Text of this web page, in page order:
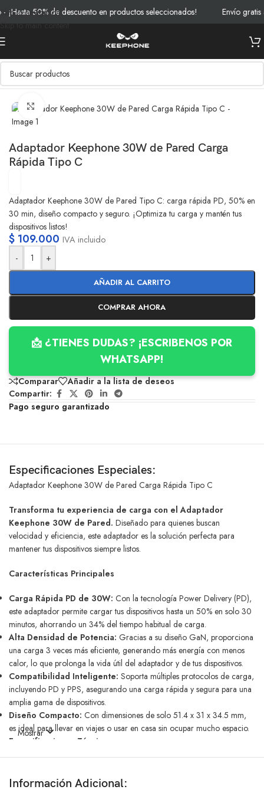
Skip to navigation
Skip to main content
50% de descuento en productos seleccionados! Envío gratis
Inicio/Productos/Cables y Cargadores
Clic para ampliar
Adaptador Keephone 30W de Pared Carga
Rápida Tipo C
Adaptador Keephone 30W de Pared Tipo C: carga rápida PD, 50% en
30 min, diseño compacto y seguro. ¡Optimiza tu carga y mantén tus
dispositivos listos!
$ 109.000 IVA incluido
-
+
AÑADIR AL CARRITO
COMPRAR AHORA
📩 ¿TIENES DUDAS? ¡ESCRIBENOS POR
WHATSAPP!
Comparar
Añadir a la lista de deseos
Compartir:
Pago seguro garantizado
Especificaciones Especiales:
Adaptador Keephone 30W de Pared Carga Rápida Tipo C
Transforma tu experiencia de carga con el Adaptador
Keephone 30W de Pared. Diseñado para quienes buscan
velocidad y eficiencia, este adaptador es la solución perfecta para
mantener tus dispositivos siempre listos.
Características Principales
Carga Rápida PD de 30W: Con la tecnología Power Delivery (PD),
este adaptador permite cargar tus dispositivos hasta un 50% en solo 30
minutos, ahorrando un 34% del tiempo habitual de carga.
Alta Densidad de Potencia: Gracias a su diseño GaN, proporciona
una carga 3 veces más eficiente, generando más energía con menos
calor, lo que prolonga la vida útil del adaptador y de tus dispositivos.
Compatibilidad Inteligente: Soporta múltiples protocolos de carga,
incluyendo PD y PPS, asegurando una carga rápida y segura para una
amplia gama de dispositivos.
Diseño Compacto: Con dimensiones de solo 51.4 x 31 x 34.5 mm,
es ideal para llevar en viajes o usar en casa sin ocupar mucho espacio.
Especificaciones Técnicas
Entrada:AC 100-240V, 0.5A, 50/60Hz
Mostrar
Información Adicional: